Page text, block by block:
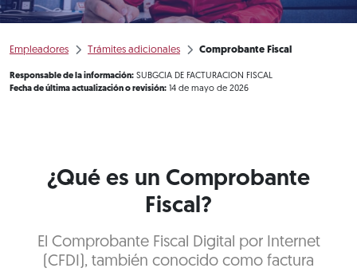
Empleadores Trámites adicionales Comprobante Fiscal
Responsable de la información: SUBGCIA DE FACTURACION FISCAL
Fecha de última actualización o revisión: 14 de mayo de 2026
¿Qué es un Comprobante
Fiscal?
El Comprobante Fiscal Digital por Internet
(CFDI), también conocido como factura